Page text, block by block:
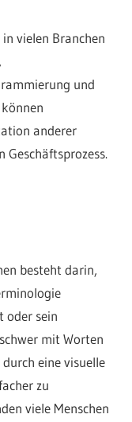
vielen Branchen
und
anderer
Geschäftsprozess.
besteht darin,
oder sein
mit Worten
eine visuelle
zu
viele Menschen